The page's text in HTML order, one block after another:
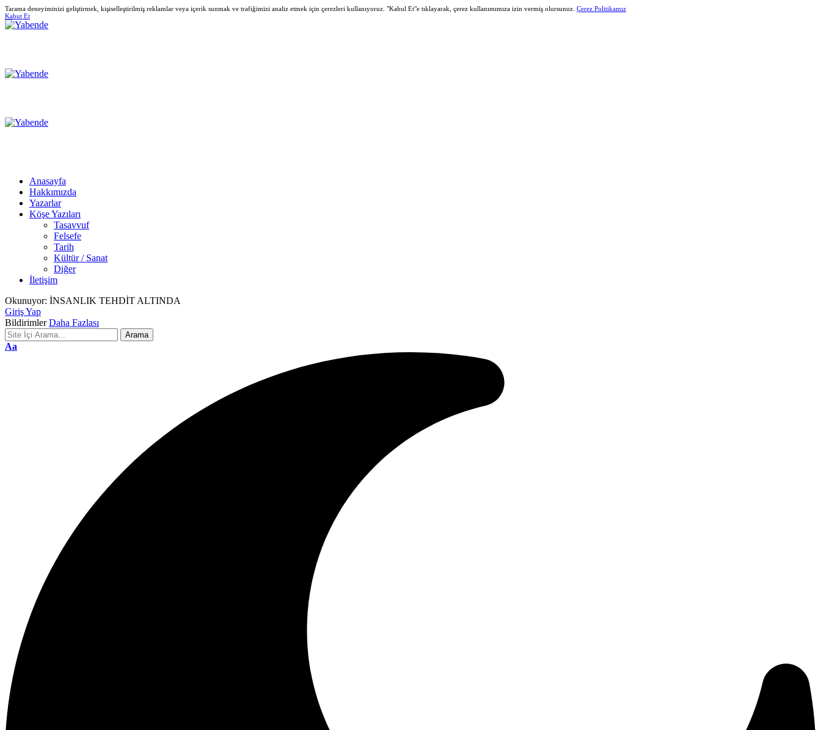
Tarama deneyiminizi geliştirmek, kişiselleştirilmiş reklamlar veya içerik sunmak ve trafiğimizi analiz etmek için çerezleri kullanıyoruz. "Kabul Et"e tıklayarak, çerez kullanımımıza izin vermiş olursunuz. Çerez Politikamız
Kabut Et
Anasayfa
Hakkımızda
Yazarlar
Köşe Yazıları
Tasavvuf
Felsefe
Tarih
Kültür / Sanat
Diğer
İletişim
Okunuyor: İNSANLIK TEHDİT ALTINDA
Giriş Yap
Bildirimler Daha Fazlası
Font
Aa